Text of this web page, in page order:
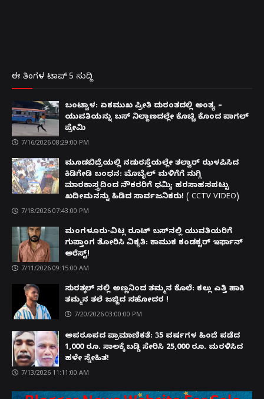
ಈ ತಿಂಗಳ ಟಾಪ್ 5 ಸುದ್ದಿ
ಬಂಟ್ವಾಳ: ಏಕಮುಖ ಪ್ರೀತಿ ದುರಂತದಲ್ಲಿ ಅಂತ್ಯ –
ಯುವತಿಯನ್ನು ಬಸ್ ನಿಲ್ದಾಣದಲ್ಲೇ ಕೊಚ್ಚಿ ಕೊಂದ ಪಾಗಲ್
ಪ್ರೇಮಿ
7/16/2026 08:29:00 PM
ಮೂಡಬಿದ್ರೆಯಲ್ಲಿ ನಡುರಸ್ತೆಯಲ್ಲೇ ತಲ್ವಾರ್ ಝಳಪಿಸಿದ
ಕಿಡಿಗೇಡಿ ಬಂಧನ: ಮೊಬೈಲ್ ಮಳಿಗೆಗೆ ನುಗ್ಗಿ
ಮಾರಕಾಸ್ತ್ರದಿಂದ ನೌಕರರಿಗೆ ಧಮ್ಕಿ; ಹರಸಾಹಸಪಟ್ಟು
ಖದೀಮನನ್ನು ಹಿಡಿದ ಸಾರ್ವಜನಿಕರು! ( CCTV VIDEO)
7/18/2026 07:43:00 PM
ಮಂಗಳೂರು-ವಿಟ್ಲ ರೂಟ್ ಬಸ್‌ನಲ್ಲಿ ಯುವತಿಯರಿಗೆ
ಗುಪ್ತಾಂಗ ತೋರಿಸಿ ವಿಕೃತಿ: ಕಾಮುಕ ಕಂಡಕ್ಟರ್ ಇರ್ಫಾನ್
ಅರೆಸ್ಟ್!
7/11/2026 09:15:00 AM
ಸುರತ್ಕಲ್ ನಲ್ಲಿ ಅಣ್ಣನಿಂದ ತಮ್ಮನ ಕೊಲೆ: ಕಲ್ಲು ಎತ್ತಿ ಹಾಕಿ
ತಮ್ಮನ ತಲೆ ಜಜ್ಜಿದ ಸಹೋದರ !
7/20/2026 03:00:00 PM
ಅಪರೂಪದ ಪ್ರಾಮಾಣಿಕತೆ: 35 ವರ್ಷಗಳ ಹಿಂದೆ ಪಡೆದ
1,000 ರೂ. ಸಾಲಕ್ಕೆ ಬಡ್ಡಿ ಸೇರಿಸಿ 25,000 ರೂ. ಮರಳಿಸಿದ
ಹಳೇ ಸ್ನೇಹಿತ!
7/13/2026 11:11:00 AM